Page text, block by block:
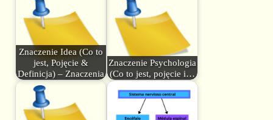
Znaczenie Idea (Co to
jest, Pojęcie &
Definicja) – Znaczenia
Znaczenie Psychologia
(Co to jest, pojęcie i…